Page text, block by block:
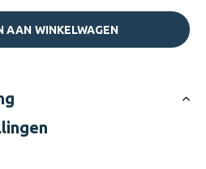
AAN WINKELWAGEN